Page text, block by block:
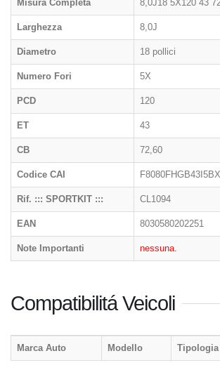
Misura Completa 8,0J18 5X120 43
Larghezza 8,0J
Diametro 18 pollici
Numero Fori 5X
PCD 120
ET 43
CB 72,60
Codice CAI F8080FHGB43I5BX
Rif. ::: SPORTKIT ::: CL1094
EAN 8030580202251
Note Importanti nessuna.
Compatibilitá Veicoli
Marca Auto Modello Tipologia